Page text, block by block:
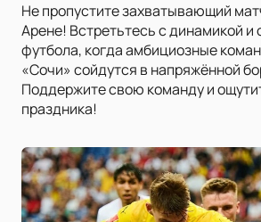
Не пропустите захватывающий
Арене! Встретьтесь с динамикой и
футбола, когда амбициозные
«Сочи» сойдутся в напряжённой
Поддержите свою команду и
праздника!